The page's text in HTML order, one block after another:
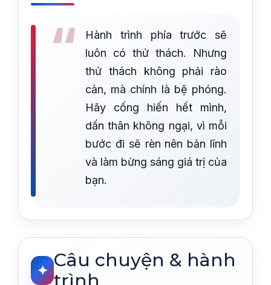
“
Hành trình phía trước sẽ
luôn có thử thách. Nhưng
thử thách không phải rào
cản, mà chính là bệ phóng.
Hãy cống hiến hết mình,
dấn thân không ngại, vì mỗi
bước đi sẽ rèn nên bản lĩnh
và làm bừng sáng giá trị của
bạn.
✦ Câu chuyện & hành
trình